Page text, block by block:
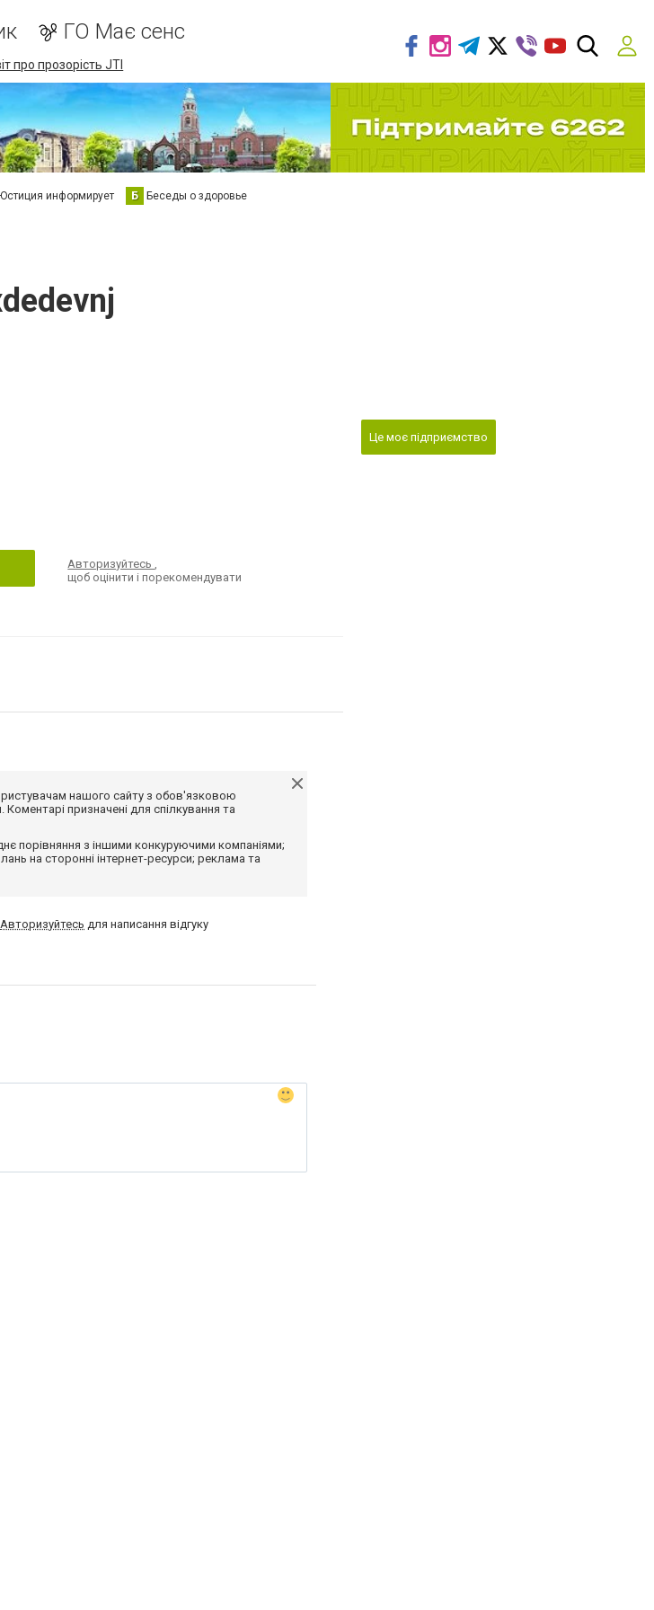
ГО Має сенс
про прозорість JTI
информирует Б Беседы о здоровье
Авторизуйтесь,
щоб оцінити і порекомендувати
Це моє підприємство
нашого сайту з обов'язковою
призначені для спілкування та
порівняння з іншими конкуруючими компаніями;
на сторонні інтернет-ресурси; реклама та
Авторизуйтесь для написання відгуку